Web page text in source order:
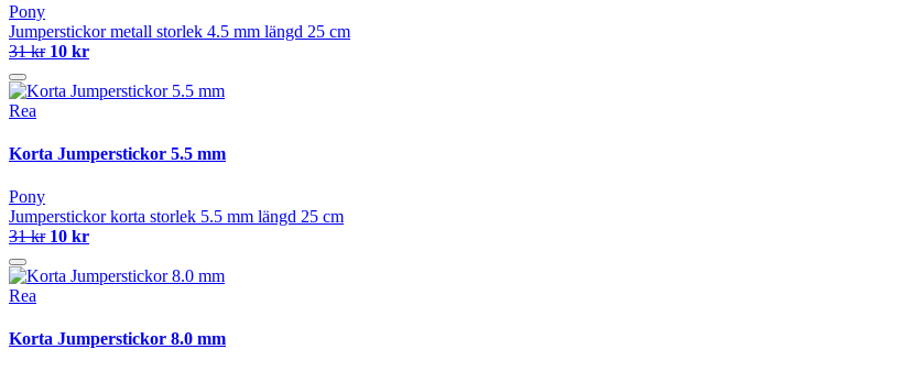
Pony
Jumperstickor metall storlek 4.5 mm längd 25 cm
31 kr 10 kr
Rea
Korta Jumperstickor 5.5 mm
Pony
Jumperstickor korta storlek 5.5 mm längd 25 cm
31 kr 10 kr
Rea
Korta Jumperstickor 8.0 mm